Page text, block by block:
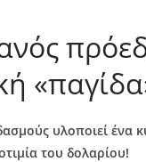
υλοποιεί ένα
του δολαρίου!